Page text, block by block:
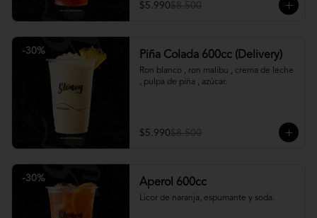
$5.990$8.500
-30% Piña Colada 600cc (Delivery)
Ron blanco , ron malibu , crema de leche
, pulpa de piña , azúcar.
$5.990$8.500
-30% Aperol 600cc
Licor de naranja, espumante y soda.